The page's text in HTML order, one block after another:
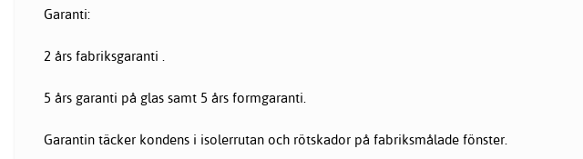
Garanti:
2 års fabriksgaranti .
5 års garanti på glas samt 5 års formgaranti.
Garantin täcker kondens i isolerrutan och rötskador på fabriksmålade fönster.